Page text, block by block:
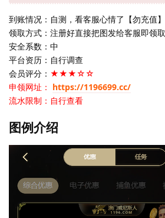
到账情况：自测，看客服心情了【勿充值】
领取方式：注册好直接把图发给客服即领取
安全系数：中
平台资历：自行调查
会员评分： ★★★☆☆
申领网址： https://1196699.cc/
流水限制：自行查看
图例介绍